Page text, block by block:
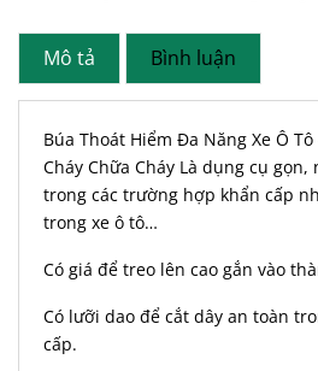
Mô tả Bình luận
Búa Thoát Hiểm Đa Năng Xe Ô
Cháy Chữa Cháy Là dụng cụ
trong các trường hợp khẩn cấp
trong xe ô tô…
Có giá để treo lên cao gắn vào
Có lưỡi dao để cắt dây an toàn
cấp.